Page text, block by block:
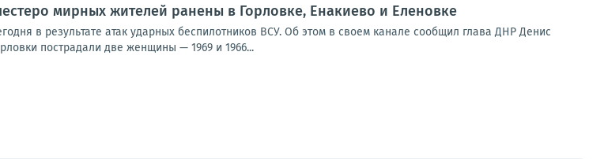
мирных жителей ранены в Горловке, Енакиево и Еленовке
в результате атак ударных беспилотников ВСУ. Об этом в своем канале сообщил глава ДНР Денис
пострадали две женщины — 1969 и 1966...